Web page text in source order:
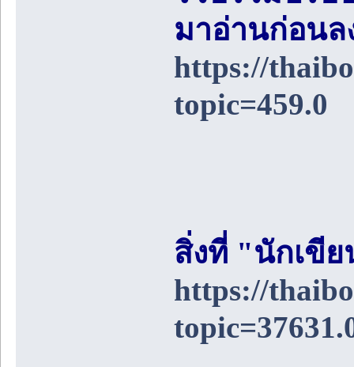
มาอ่านก่อน
https://
topic=459.0
สิ่งที่ "นักเขี
https://